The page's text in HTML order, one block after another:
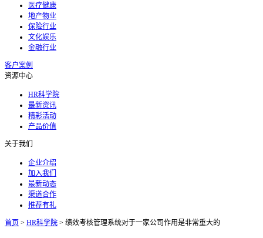
医疗健康
地产物业
保险行业
文化娱乐
金融行业
客户案例
资源中心
HR科学院
最新资讯
精彩活动
产品价值
关于我们
企业介绍
加入我们
最新动态
渠道合作
推荐有礼
首页 > HR科学院 > 绩效考核管理系统对于一家公司作用是非常重大的